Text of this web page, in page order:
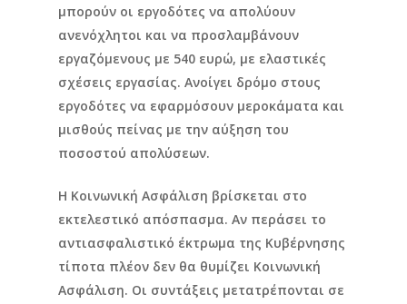
μπορούν οι εργοδότες να απολύουν
ανενόχλητοι και να προσλαμβάνουν
εργαζόμενους με 540 ευρώ, με ελαστικές
σχέσεις εργασίας. Ανοίγει δρόμο στους
εργοδότες να εφαρμόσουν μεροκάματα και
μισθούς πείνας με την αύξηση του
ποσοστού απολύσεων.
Η Κοινωνική Ασφάλιση βρίσκεται στο
εκτελεστικό απόσπασμα. Αν περάσει το
αντιασφαλιστικό έκτρωμα της Κυβέρνησης
τίποτα πλέον δεν θα θυμίζει Κοινωνική
Ασφάλιση. Οι συντάξεις μετατρέπονται σε